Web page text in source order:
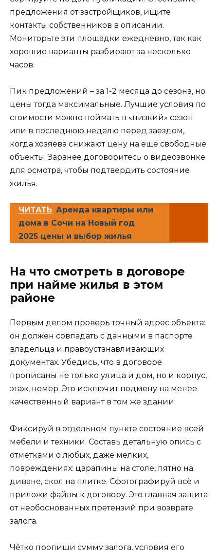
предложения от застройщиков, ищите
контакты собственников в описании.
Мониторьте эти площадки ежедневно, так как
хорошие варианты разбирают за несколько
часов.
Пик предложений – за 1-2 месяца до сезона, но
цены тогда максимальные. Лучшие условия по
стоимости можно поймать в «низкий» сезон
или в последнюю неделю перед заездом,
когда хозяева снижают цену на ещё свободные
объекты. Заранее договоритесь о видеозвонке
для осмотра, чтобы подтвердить состояние
жилья.
ЧИТАТЬ Аренда квартиры или
дома в Сочи на Новый год
2025 цены и выбор жилья
На что смотреть в договоре
при найме жилья в этом
районе
Первым делом проверь точный адрес объекта:
он должен совпадать с данными в паспорте
владельца и правоустанавливающих
документах. Убедись, что в договоре
прописаны не только улица и дом, но и корпус,
этаж, номер. Это исключит подмену на менее
качественный вариант в том же здании.
Фиксируй в отдельном пункте состояние всей
мебели и техники. Составь детальную опись с
отметками о любых, даже мелких,
повреждениях: царапины на столе, пятно на
диване, скол на плитке. Сфотографируй всё и
приложи файлы к договору. Это главная защита
от необоснованных претензий при возврате
залога.
Чётко пропиши сумму залога, условия его